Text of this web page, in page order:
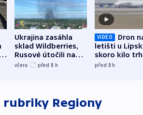
Ukrajina zasáhla
sklad Wildberries,
Rusové útočili na
trh, hasiče či
včera před 8 h
VIDEO
Dron
letišti u
skoro kilo
indicie
před 8h
rubriky Regiony